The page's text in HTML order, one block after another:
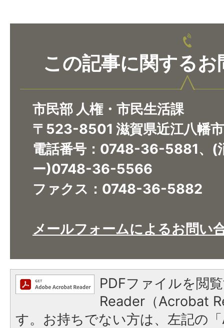
この記事に関するお
市民部 人権・市民生活課
〒523-8501 滋賀県近江八幡
電話番号：0748-36-5881、(
ー)0748-36-5566
ファクス：0748-36-5882
メールフォームによるお問い
PDFファイルを閲
Reader（Acrobat
す。お持ちでない方は、左記の